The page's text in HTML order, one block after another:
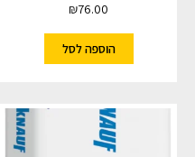
₪76.00
הוספה לסל